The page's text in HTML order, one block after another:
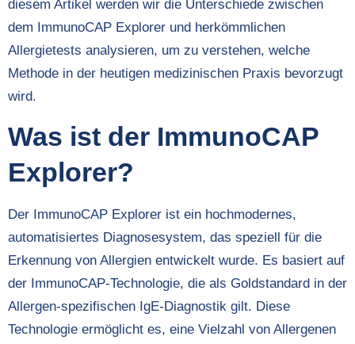
diesem Artikel werden wir die Unterschiede zwischen
dem ImmunoCAP Explorer und herkömmlichen
Allergietests analysieren, um zu verstehen, welche
Methode in der heutigen medizinischen Praxis bevorzugt
wird.
Was ist der ImmunoCAP
Explorer?
Der ImmunoCAP Explorer ist ein hochmodernes,
automatisiertes Diagnosesystem, das speziell für die
Erkennung von Allergien entwickelt wurde. Es basiert auf
der ImmunoCAP-Technologie, die als Goldstandard in der
Allergen-spezifischen IgE-Diagnostik gilt. Diese
Technologie ermöglicht es, eine Vielzahl von Allergenen